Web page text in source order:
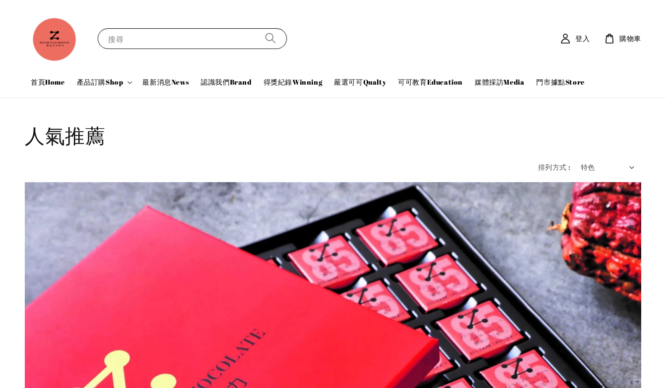
搜尋
首頁Home 產品訂購Shop 最新消息News 認識我們Brand 得獎紀錄Winning 嚴選可可Qualty 可可教育Education 媒體採訪Media 門市據點Store
登入 購物車
人氣推薦
排列方式 :